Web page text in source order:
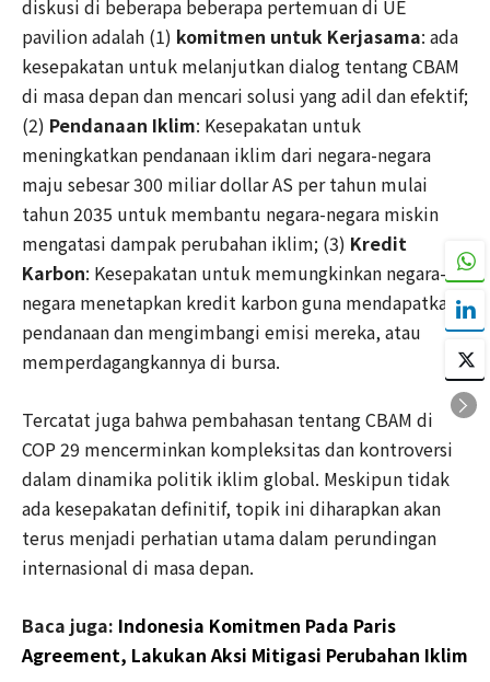
diskusi di beberapa beberapa pertemuan di UE
pavilion adalah (1) komitmen untuk Kerjasama: ada
kesepakatan untuk melanjutkan dialog tentang CBAM
di masa depan dan mencari solusi yang adil dan efektif;
(2) Pendanaan Iklim: Kesepakatan untuk
meningkatkan pendanaan iklim dari negara-negara
maju sebesar 300 miliar dollar AS per tahun mulai
tahun 2035 untuk membantu negara-negara miskin
mengatasi dampak perubahan iklim; (3) Kredit
Karbon: Kesepakatan untuk memungkinkan negara-
negara menetapkan kredit karbon guna mendapatkan
pendanaan dan mengimbangi emisi mereka, atau
memperdagangkannya di bursa.
Tercatat juga bahwa pembahasan tentang CBAM di
COP 29 mencerminkan kompleksitas dan kontroversi
dalam dinamika politik iklim global. Meskipun tidak
ada kesepakatan definitif, topik ini diharapkan akan
terus menjadi perhatian utama dalam perundingan
internasional di masa depan.
Baca juga: Indonesia Komitmen Pada Paris
Agreement, Lakukan Aksi Mitigasi Perubahan Iklim